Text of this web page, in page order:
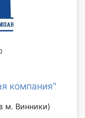
компания"
м. Винники)